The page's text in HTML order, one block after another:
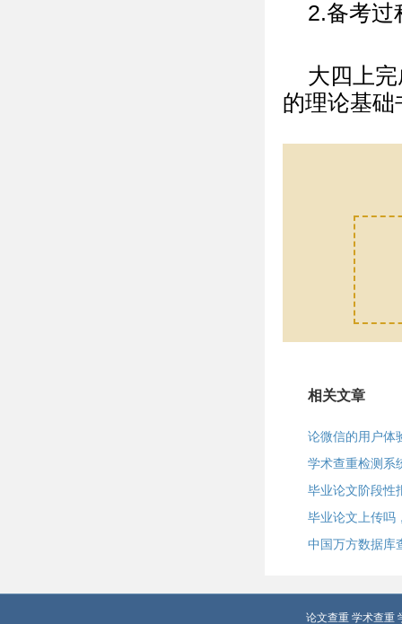
2.备考过
大四上
的理论基础
相关文章
论微信的用户体
学术查重检测系
毕业论文阶段性
毕业论文上传吗
中国万方数据库
论文查重 学术查重